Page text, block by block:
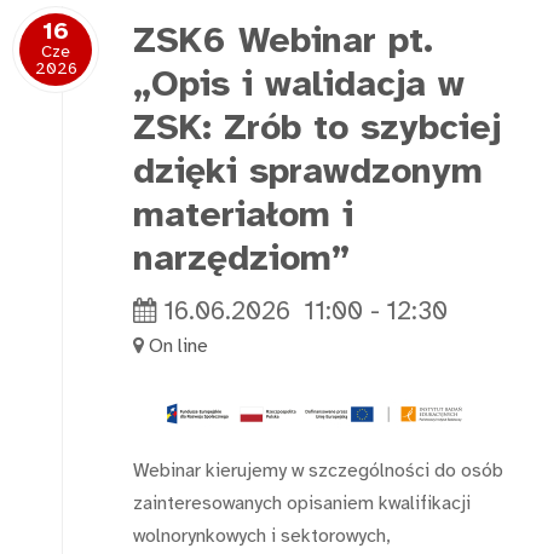
16
Cze
2026
ZSK6 Webinar pt.
„Opis i walidacja w
ZSK: Zrób to szybciej
dzięki sprawdzonym
materiałom i
narzędziom”
16.06.2026 11:00 - 12:30
On line
Webinar kierujemy w szczególności do osób
zainteresowanych opisaniem kwalifikacji
wolnorynkowych i sektorowych,